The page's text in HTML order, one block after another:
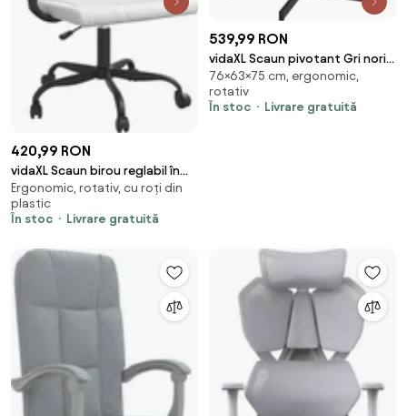
420,99 RON
vidaXL Scaun birou reglabil în
înălțime, alb, piele
artificială/plasă
Ergonomic, rotativ, cu roți din
plastic
În stoc
Livrare gratuită
539,99 RON
vidaXL Scaun pivotant Gri nori
63 x 75 x 76 cm țesătură
76×63×75 cm, ergonomic,
rotativ
În stoc
Livrare gratuită